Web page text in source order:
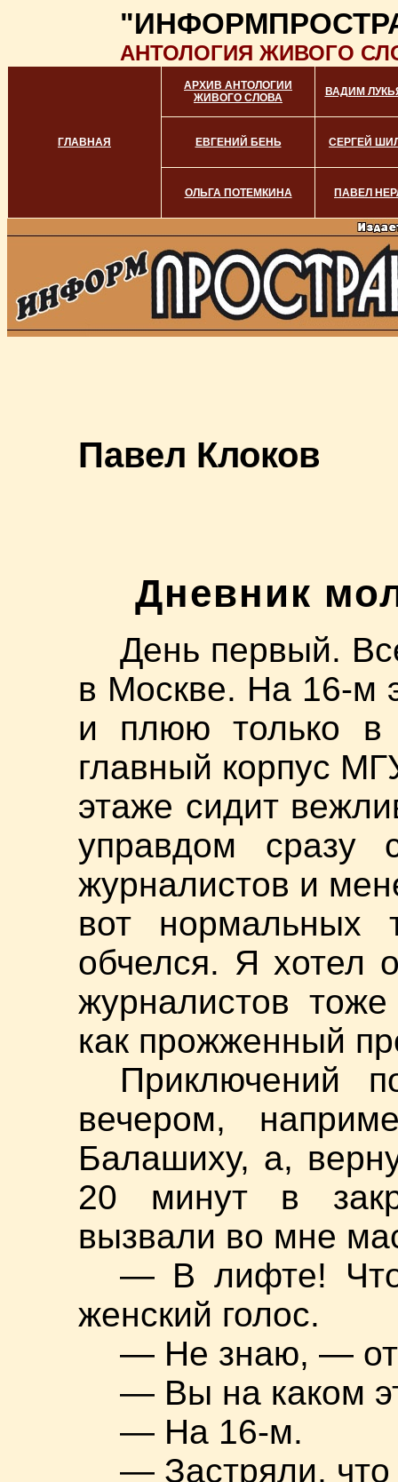
АНТОЛОГИЯ ЖИВОГО
ГЛАВНАЯ
АРХИВ АНТОЛОГИИ
ЖИВОГО СЛОВА
ВАДИМ
ЕВГЕНИЙ БЕНЬ СЕРГЕЙ
ОЛЬГА ПОТЕМКИНА ПАВЕЛ
Павел Клоков
Дневник
День первый.
в Москве. На 16-м
и плюю только
главный корпус
этаже сидит
управдом сразу
журналистов и
вот
обчелся. Я хотел
журналистов
как прожженный
Приключений
вечером,
Балашиху, а,
20 минут в
вызвали во мне
— В лифте!
женский голос.
— Не знаю, —
— Вы на каком
— На 16-м.
— Застряли, что